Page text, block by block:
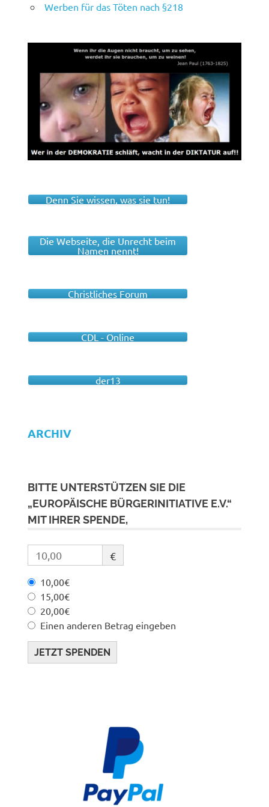
Werben für das Töten nach §218
Denn Sie wissen, was sie tun!
Die Webseite, die Unrecht beim
Namen nennt!
Christliches Forum
CDL - Online
der13
ARCHIV
BITTE UNTERSTÜTZEN SIE DIE
„EUROPÄISCHE BÜRGERINITIATIVE E.V.“
MIT IHRER SPENDE,
€
10,00€
15,00€
20,00€
Einen anderen Betrag eingeben
JETZT SPENDEN